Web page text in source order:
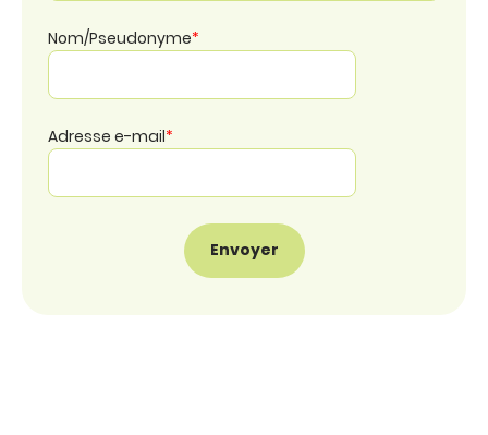
Nom/Pseudonyme*
Adresse e-mail*